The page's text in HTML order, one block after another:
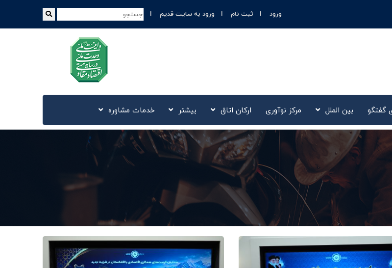
ورود ثبت نام ورود به سایت قدیم
گفتگو بین الملل مرکز نوآوری‌ ارکان اتاق بیشتر خدمات مشاوره